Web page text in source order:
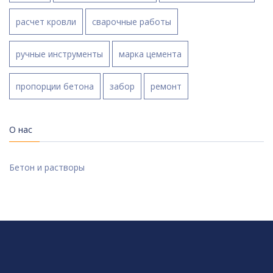
расчет кровли сварочные работы
ручные инструменты марка цемента
пропорции бетона забор ремонт
О нас
Бетон и растворы